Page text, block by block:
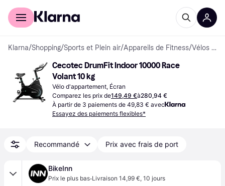
Acheter avec Klarna
Klarna/Shopping/Sports et Plein air/Appareils de Fitness/ Vélos d'appartement
Cecotec DrumFit Indoor 10000 Race
Volant 10 kg
Vélo d'appartement, Écran
Comparez les prix de149,49 €à280,94 €
À partir de 3 paiements de 49,83 € avec
Essayez des paiements flexibles*
Recommandé Prix avec frais de port
BikeInn
Prix le plus bas·Livraison 14,99 €, 10 jours